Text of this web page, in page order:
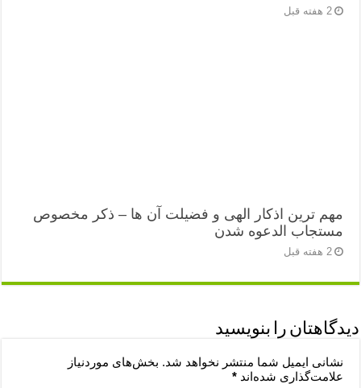
2 هفته قبل
مهم ترین اذکار الهی و فضیلت آن ها – ذکر مخصوص
مستجاب الدعوه شدن
2 هفته قبل
دیدگاهتان را بنویسید
نشانی ایمیل شما منتشر نخواهد شد. بخش‌های موردنیاز
علامت‌گذاری شده‌اند*